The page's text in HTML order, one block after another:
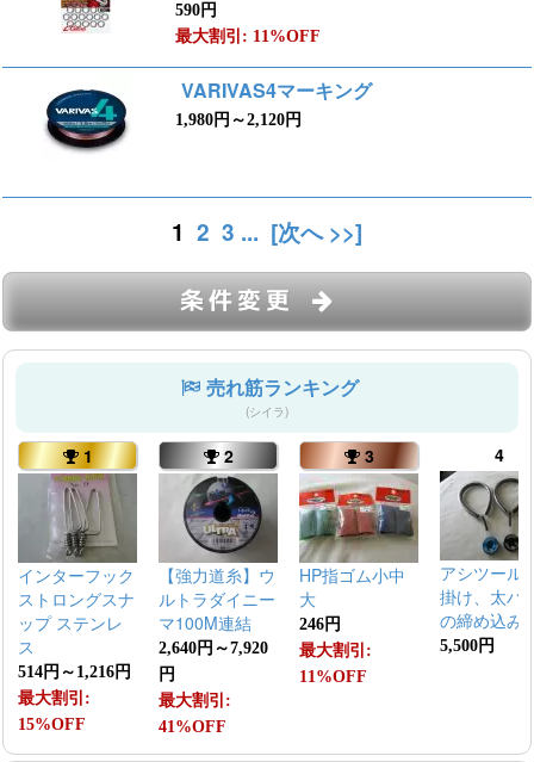
590円
最大割引: 11%OFF
VARIVAS4マーキング
1,980円～2,120円
1 2 3 ... [次へ >>]
条件変更
売れ筋ランキング
(シイラ)
1
インターフック
ストロングスナ
ップ ステンレ
ス
514円～1,216円
最大割引:
15%OFF
2
【強力道糸】ウ
ルトラダイニー
マ100M連結
2,640円～7,920
円
最大割引:
41%OFF
3
HP指ゴム小中
大
246円
最大割引:
11%OFF
4
アシツール
掛け、太ハ
の締め込み
5,500円